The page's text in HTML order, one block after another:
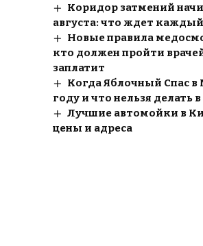
Коридор затмений
августа: что ждет
Новые правила
кто должен пройти
заплатит
Когда Яблочный Спас в
году и что нельзя делать
Лучшие автомойки в
цены и адреса